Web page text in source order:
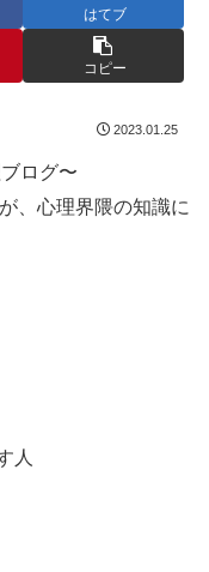
はてブ
コピー
2023.01.25
ログ〜
、心理界隈の知識に
人